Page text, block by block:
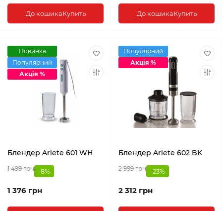
До кошикаКупить До кошикаКупить
Новинка
Популярний
Акція %
Блендер Ariete 601 WH
1 499 грн -8%
1 376 грн
Популярний
Акція %
Блендер Ariete 602 BK
2 999 грн -23%
2 312 грн